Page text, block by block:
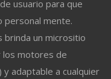
usuario para que
personal mente.
brinda un micrositio
los motores de
adaptable a cualquier